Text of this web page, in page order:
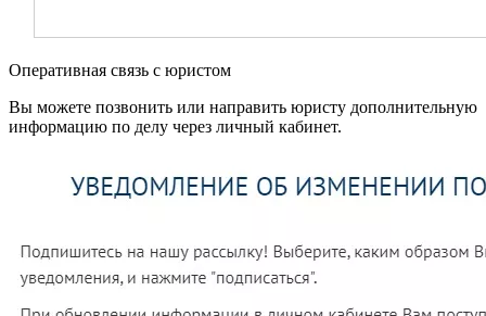
Оперативная связь с юристом
Вы можете позвонить или направить юристу дополнительную
информацию по делу через личный кабинет.